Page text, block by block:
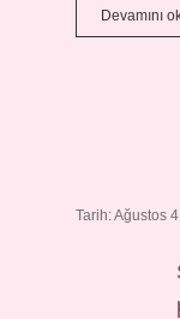
Devamını
Tarih: Ağustos